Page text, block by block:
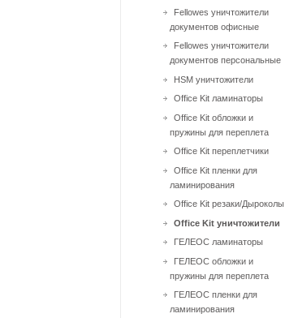
Fellowes уничтожители
документов офисные
Fellowes уничтожители
документов персональные
HSM уничтожители
Office Kit ламинаторы
Office Kit обложки и
пружины для переплета
Office Kit переплетчики
Office Kit пленки для
ламинирования
Office Kit резаки/Дыроколы
Office Kit уничтожители
ГЕЛЕОС ламинаторы
ГЕЛЕОС обложки и
пружины для переплета
ГЕЛЕОС пленки для
ламинирования